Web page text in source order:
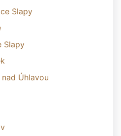
Slapy
Slapy
Úhlavou